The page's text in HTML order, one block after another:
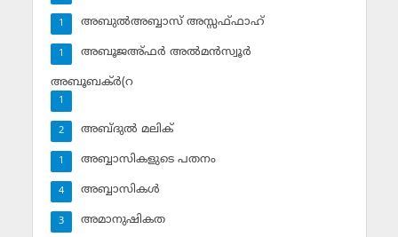
അബുല്‍അബ്ബാസ് അസ്സഫ്ഫാഹ്‌
1
അബൂജഅ്ഫര്‍ അല്‍മന്‍സ്വൂര്‍
1
അബൂബക്ര്‍(റ
1
അബ്ദുല്‍ മലിക്‌
2
അബ്ബാസികളുടെ പതനം
1
അബ്ബാസികള്‍
4
അമാനുഷികത
3